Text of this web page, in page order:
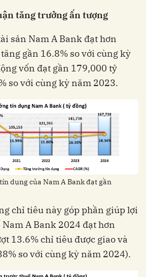
tăng trưởng ấn tượng
sản Nam A Bank đạt hơn
gần 16.8% so với cùng kỳ
vốn đạt gần 179,000 tỷ
so với cùng kỳ năm 2023.
dụng của Nam A Bank đạt gần
chỉ tiêu này góp phần giúp lợi
A Bank 2024 đạt hơn
13.6% chỉ tiêu được giao và
so với cùng kỳ năm 2024).